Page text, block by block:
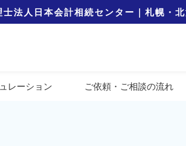
士法人日本会計相続センター｜札幌・
レーション ご依頼・ご相談の流れ